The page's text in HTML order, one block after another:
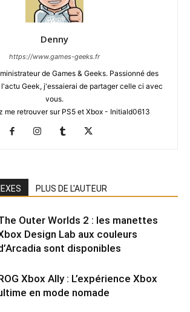
Denny
https://www.games-geeks.fr
de Games & Geeks. Passionné des
Geek, j'essaierai de partager celle ci avec
vous.
me retrouver sur PS5 et Xbox - Initiald0613
PLUS DE L'AUTEUR
Outer Worlds 2 : les manettes
Design Lab aux couleurs
sont disponibles
Xbox Ally : L’expérience Xbox
en mode nomade